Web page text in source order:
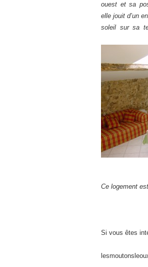
ouest et sa
elle jouit d’un
soleil sur sa
Ce logement
Si vous êtes